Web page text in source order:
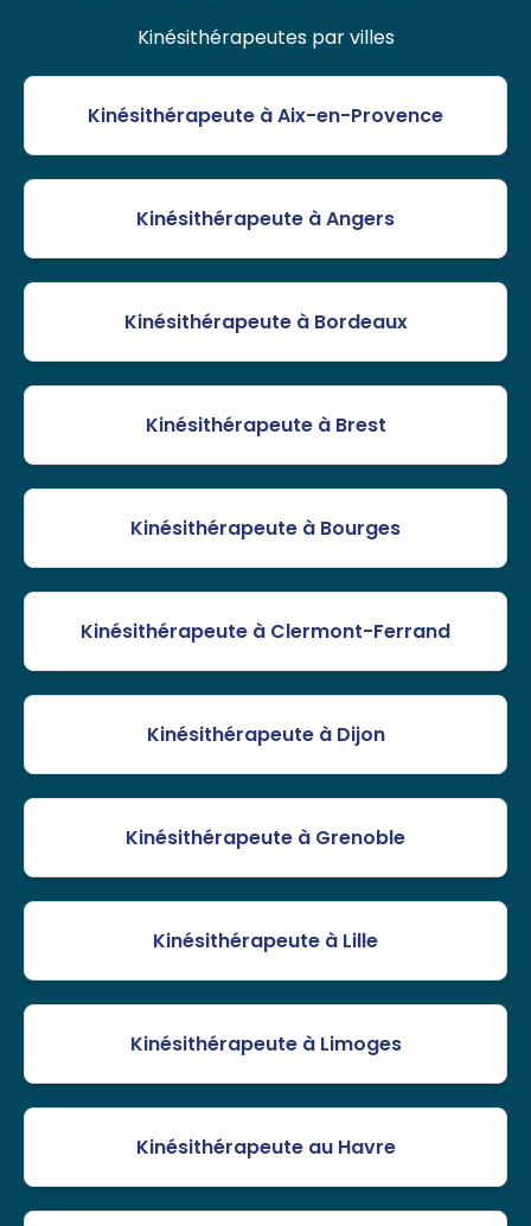
Kinésithérapeutes par villes
Kinésithérapeute à Aix-en-Provence
Kinésithérapeute à Angers
Kinésithérapeute à Bordeaux
Kinésithérapeute à Brest
Kinésithérapeute à Bourges
Kinésithérapeute à Clermont-Ferrand
Kinésithérapeute à Dijon
Kinésithérapeute à Grenoble
Kinésithérapeute à Lille
Kinésithérapeute à Limoges
Kinésithérapeute au Havre